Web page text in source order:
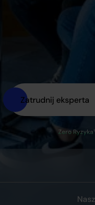
Zatrudnij eksperta
Zero